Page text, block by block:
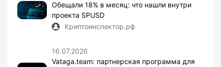
Обещали 18% в месяц: что нашли внутри
проекта SPUSD
Криптоинспектор.рф
16.07.2026
Vataga.team: партнерская программа для